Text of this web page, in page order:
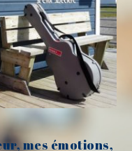
mes émotions,